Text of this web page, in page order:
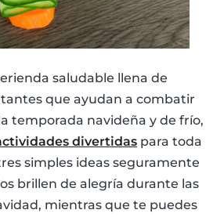
saludable llena de
que ayudan a combatir
temporada navideña y de frío,
divertidas para toda
simples ideas seguramente
brillen de alegría durante las
mientras que te puedes